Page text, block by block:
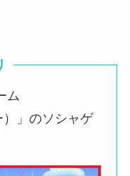
ム
）」のソシャゲ